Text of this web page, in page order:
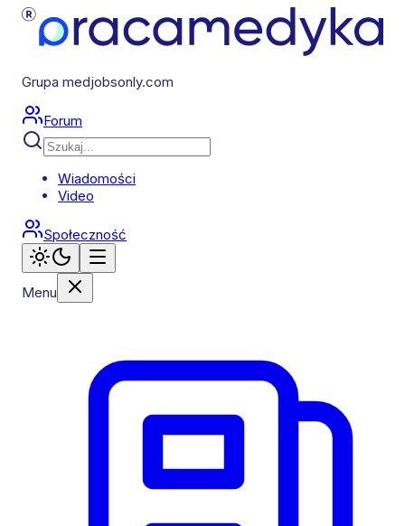
Grupa medjobsonly.com
Forum
Wiadomości
Video
Społeczność
Menu